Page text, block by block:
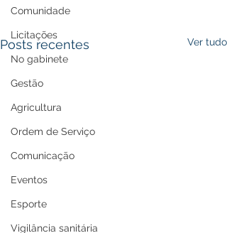
Comunidade
Licitações
No gabinete
Gestão
Agricultura
Ordem de Serviço
Comunicação
Eventos
Esporte
Vigilância sanitária
Posts recentes Ver tudo